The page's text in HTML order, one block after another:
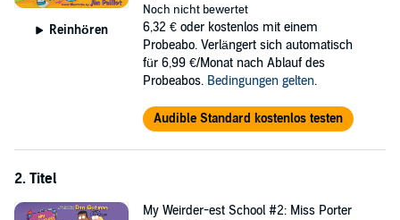
Reinhören
Noch nicht bewertet
6,32 € oder kostenlos mit einem
Probeabo. Verlängert sich automatisch
für 6,99 €/Monat nach Ablauf des
Probeabos. Bedingungen gelten.
Audible Standard kostenlos testen
2. Titel
My Weirder-est School #2: Miss Porter